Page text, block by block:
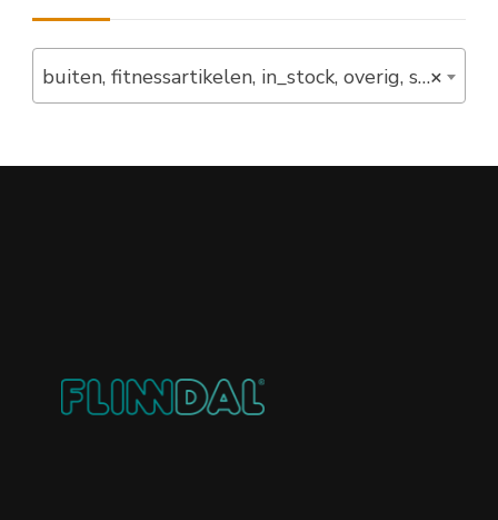
×
buiten, fitnessartikelen, in_stock, overig, springtouw, verlaagd (2)